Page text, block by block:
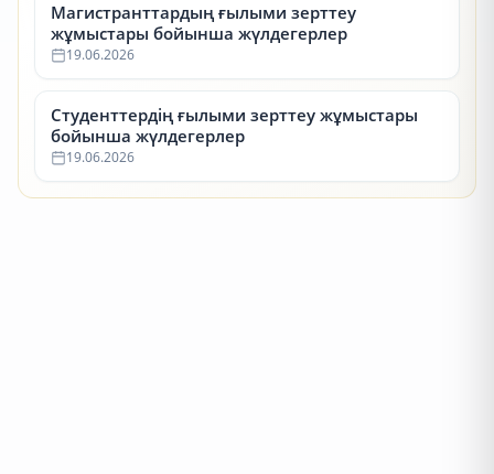
Магистранттардың ғылыми зерттеу
жұмыстары бойынша жүлдегерлер
19.06.2026
Студенттердің ғылыми зерттеу жұмыстары
бойынша жүлдегерлер
19.06.2026